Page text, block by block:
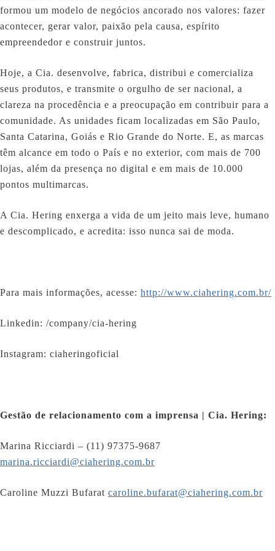
formou um modelo de negócios ancorado nos valores: fazer
acontecer, gerar valor, paixão pela causa, espírito
empreendedor e construir juntos.
Hoje, a Cia. desenvolve, fabrica, distribui e comercializa
seus produtos, e transmite o orgulho de ser nacional, a
clareza na procedência e a preocupação em contribuir para a
comunidade. As unidades ficam localizadas em São Paulo,
Santa Catarina, Goiás e Rio Grande do Norte. E, as marcas
têm alcance em todo o País e no exterior, com mais de 700
lojas, além da presença no digital e em mais de 10.000
pontos multimarcas.
A Cia. Hering enxerga a vida de um jeito mais leve, humano
e descomplicado, e acredita: isso nunca sai de moda.
Para mais informações, acesse: http://www.ciahering.com.br/
Linkedin: /company/cia-hering
Instagram: ciaheringoficial
Gestão de relacionamento com a imprensa | Cia. Hering:
Marina Ricciardi – (11) 97375-9687
marina.ricciardi@ciahering.com.br
Caroline Muzzi Bufarat caroline.bufarat@ciahering.com.br